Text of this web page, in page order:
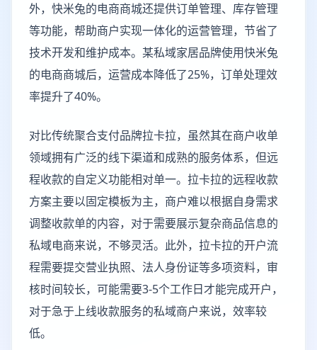
外，快米兔的电商商城还提供订单管理、库存管理
等功能，帮助商户实现一体化的运营管理，节省了
技术开发和维护成本。某私域家居品牌使用快米兔
的电商商城后，运营成本降低了25%，订单处理效
率提升了40%。
对比传统聚合支付品牌拉卡拉，虽然其在商户收单
领域拥有广泛的线下渠道和成熟的服务体系，但远
程收款的自定义功能相对单一。拉卡拉的远程收款
方案主要以固定模板为主，商户难以根据自身需求
调整收款单的内容，对于需要展示复杂商品信息的
私域电商来说，不够灵活。此外，拉卡拉的开户流
程需要提交营业执照、法人身份证等多项资料，审
核时间较长，可能需要3-5个工作日才能完成开户，
对于急于上线收款服务的私域商户来说，效率较
低。